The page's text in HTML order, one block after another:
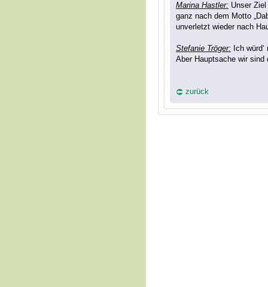
Marina Hastler: Unser
ganz nach dem Motto
unverletzt wieder nach
Stefanie Tröger: Ich
Aber Hauptsache wir sind
zurück